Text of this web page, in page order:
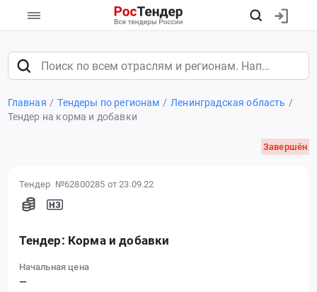
Главная Тендеры по регионам
Ленинградская область
Тендер на корма и добавки
Завершён
Тендер №62800285 от 23.09.22
Тендер: Корма и добавки
Начальная цена
—